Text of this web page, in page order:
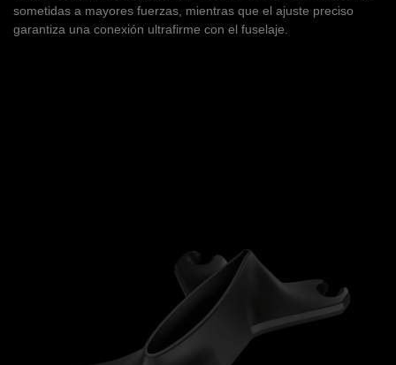
sometidas a mayores fuerzas, mientras que el ajuste preciso
garantiza una conexión ultrafirme con el fuselaje.